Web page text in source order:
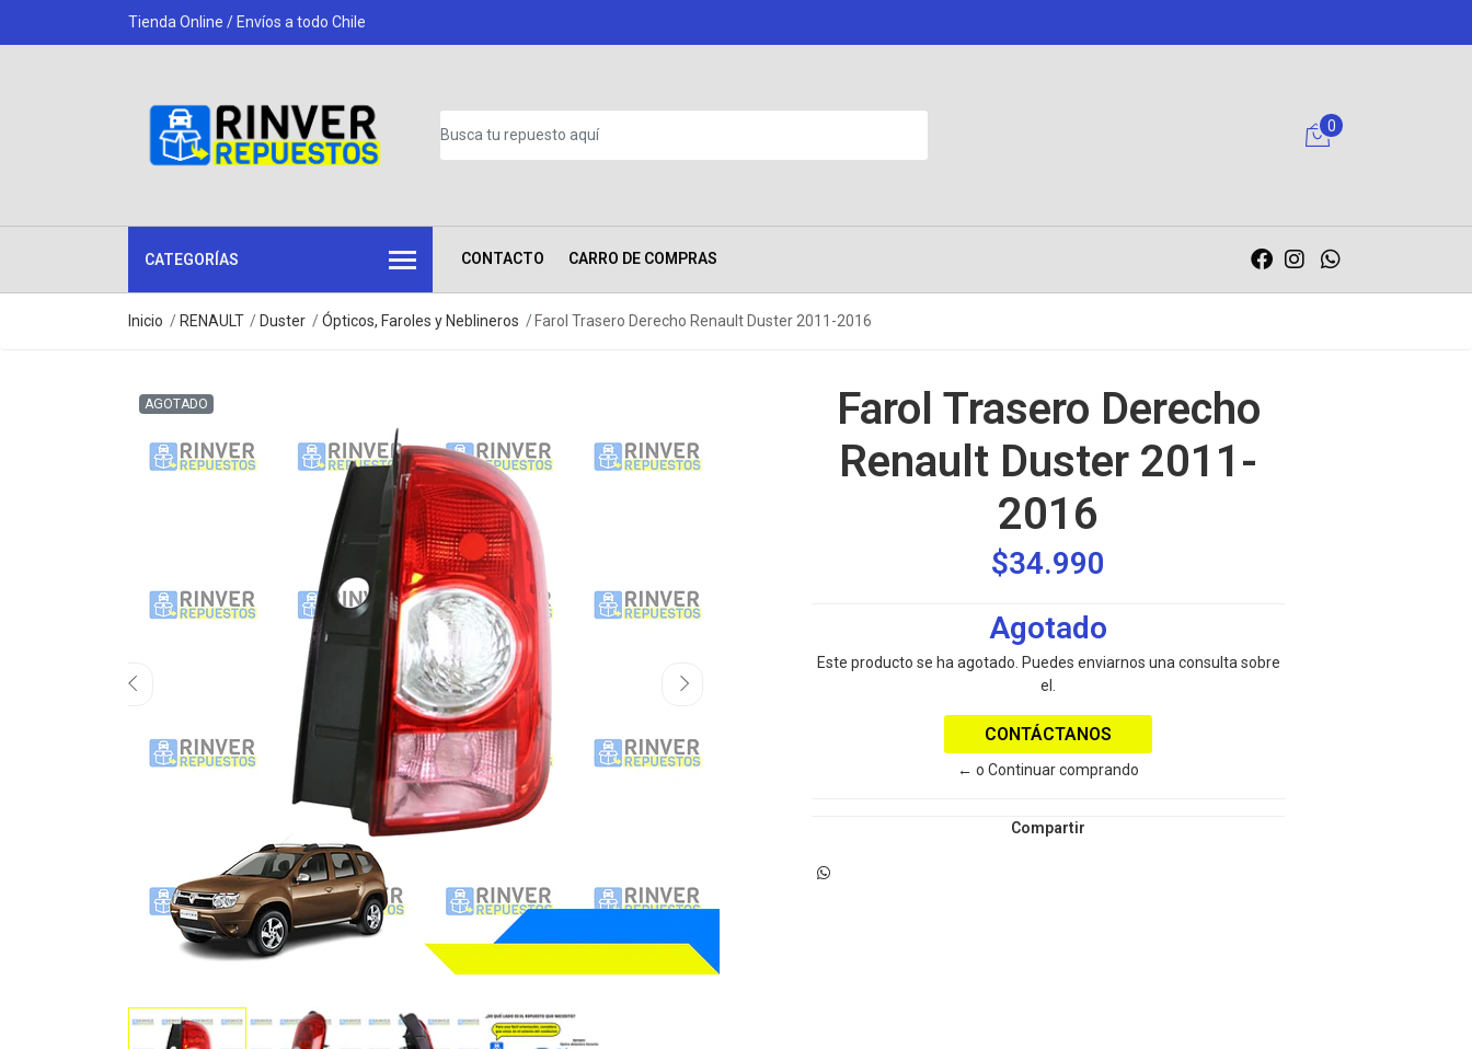
Tienda Online / Envíos a todo Chile
0
CATEGORÍAS CONTACTO CARRO DE COMPRAS
Inicio RENAULT Duster Ópticos, Faroles y Neblineros Farol Trasero Derecho Renault Duster 2011-2016
AGOTADO
Farol Trasero Derecho
Renault Duster 2011-
2016
$34.990
Agotado
Este producto se ha agotado. Puedes enviarnos una consulta sobre
el.
CONTÁCTANOS
← o Continuar comprando
Compartir